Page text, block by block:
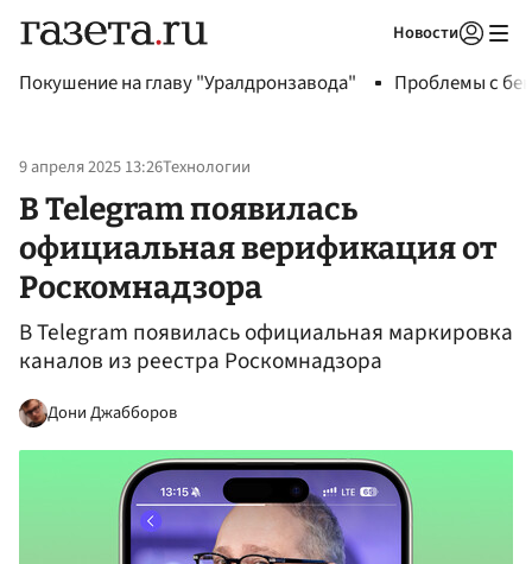
Новости
Покушение на главу "Уралдронзавода" Проблемы с
9 апреля 2025 13:26Технологии
В Telegram появилась
официальная верификация от
Роскомнадзора
В Telegram появилась официальная маркировка
каналов из реестра Роскомнадзора
Дони Джабборов